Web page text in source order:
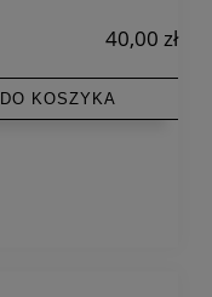
40,00 zł
DO KOSZYKA